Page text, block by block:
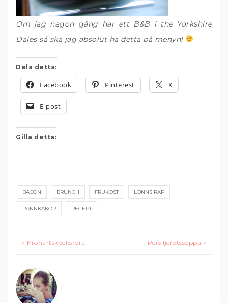
Om jag någon gång har ett B&B i the Yorkshire
Dales så ska jag absolut ha detta på menyn!
Dela detta:
Facebook Pinterest X
E-post
Gilla detta:
BACON BRUNCH FRUKOST LÖNNSIRAP
PANNKAKOR RECEPT
Inläggsnavigering
< Kronärtskocksröra Persiljerotssoppa >